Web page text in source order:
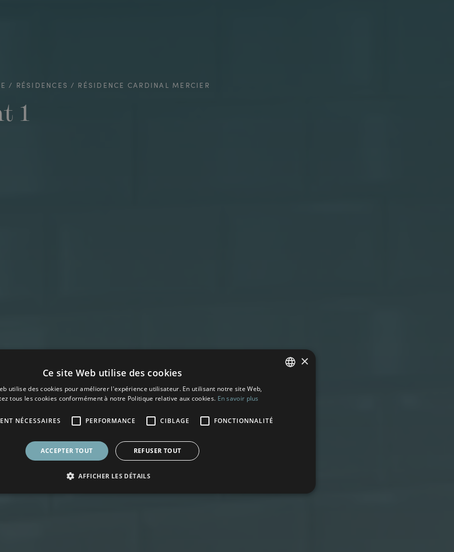
RÉSIDENCES RÉSIDENCE CARDINAL MERCIER
1
×
Ce site Web utilise des cookies
utilise des cookies pour améliorer l'expérience utilisateur. En utilisant notre site Web,
tous les cookies conformément à notre Politique relative aux cookies. En savoir plus
NÉCESSAIRES PERFORMANCE CIBLAGE FONCTIONNALITÉ
ACCEPTER TOUT REFUSER TOUT
AFFICHER LES DÉTAILS